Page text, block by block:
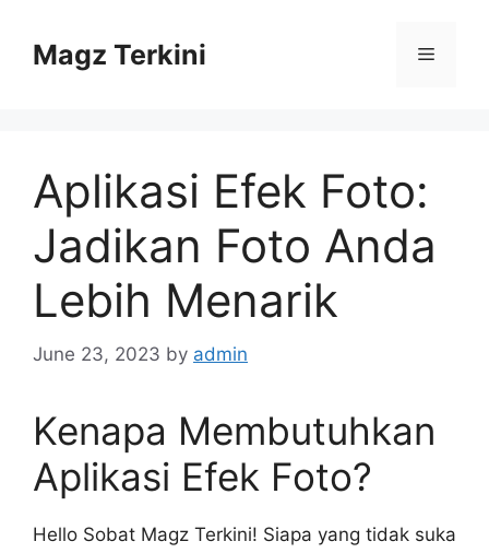
contentMagz Terkini Menu
Aplikasi Efek Foto:
Jadikan Foto Anda
Lebih Menarik
June 23, 2023 by admin
Kenapa Membutuhkan
Aplikasi Efek Foto?
Hello Sobat Magz Terkini! Siapa yang tidak suka